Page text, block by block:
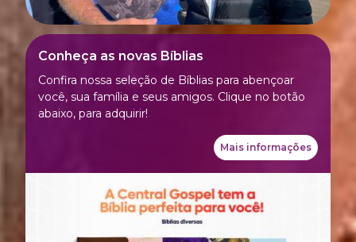
Conheça as novas Bíblias
Confira nossa seleção de Bíblias para abençoar
você, sua família e seus amigos. Clique no botão
abaixo, para adquirir!
Mais informações